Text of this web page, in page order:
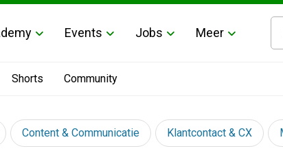
Events Jobs Meer
Shorts Community
Content & Communicatie Klantcontact & CX